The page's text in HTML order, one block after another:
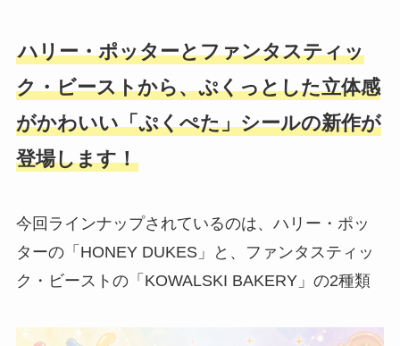
ハリー・ポッターとファンタスティッ
ク・ビーストから、ぷくっとした立体感
がかわいい「ぷくぺた」シールの新作が
登場します！
今回ラインナップされているのは、ハリー・ポッ
ターの「HONEY DUKES」と、ファンタスティッ
ク・ビーストの「KOWALSKI BAKERY」の2種類